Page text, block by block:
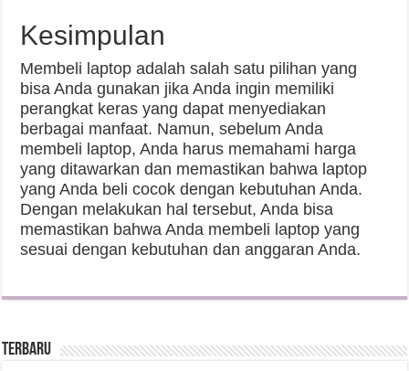
Kesimpulan
Membeli laptop adalah salah satu pilihan yang
bisa Anda gunakan jika Anda ingin memiliki
perangkat keras yang dapat menyediakan
berbagai manfaat. Namun, sebelum Anda
membeli laptop, Anda harus memahami harga
yang ditawarkan dan memastikan bahwa laptop
yang Anda beli cocok dengan kebutuhan Anda.
Dengan melakukan hal tersebut, Anda bisa
memastikan bahwa Anda membeli laptop yang
sesuai dengan kebutuhan dan anggaran Anda.
Terbaru